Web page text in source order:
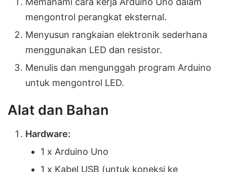
mengontrol perangkat eksternal.
Menyusun rangkaian elektronik sederhana
menggunakan LED dan resistor.
Menulis dan mengunggah program Arduino
untuk mengontrol LED.
Alat dan Bahan
Hardware:
1 x Arduino Uno
1 x Kabel USB (untuk koneksi ke